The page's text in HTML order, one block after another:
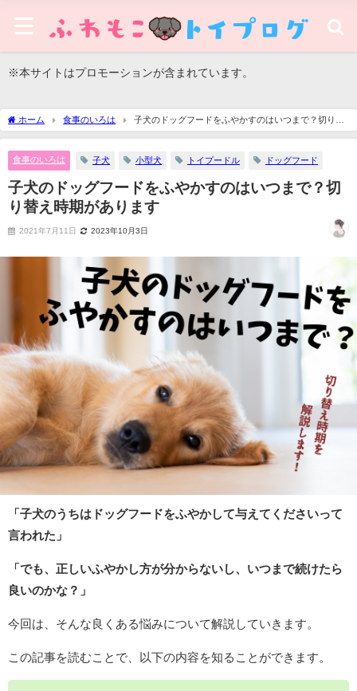
※本サイトはプロモーションが含まれています。
ホーム 食事のいろは
子犬のドッグフードをふやかすのはいつまで？切り替
え時期があります
食事のいろは 子犬 小型犬 トイプードル ドッグフード
子犬のドッグフードをふやかすのはいつまで？切
り替え時期があります
2021年7月11日 2023年10月3日
「子犬のうちはドッグフードをふやかして与えてくださいって
言われた」
「でも、正しいふやかし方が分からないし、いつまで続けたら
良いのかな？」
今回は、そんな良くある悩みについて解説していきます。
この記事を読むことで、以下の内容を知ることができます。